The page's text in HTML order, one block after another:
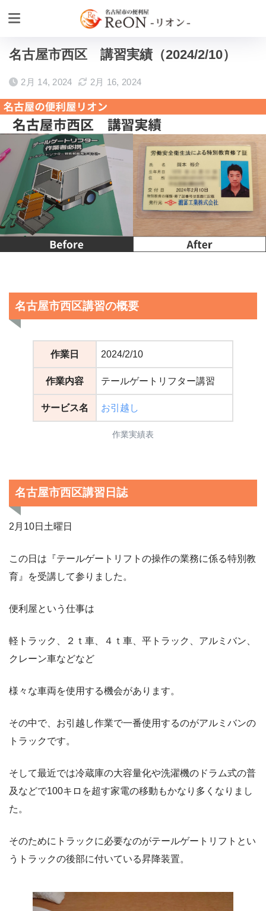
作業実績 お引越し
名古屋市西区 講習実績（2024/2/10）
2月 14, 2024 2月 16, 2024
名古屋市西区講習の概要
作業日 2024/2/10
作業内容 テールゲートリフター講習
サービス名 お引越し
作業実績表
名古屋市西区講習日誌
2月10日土曜日
この日は『テールゲートリフトの操作の業務に係る特別教
育』を受講して参りました。
便利屋という仕事は
軽トラック、２ｔ車、４ｔ車、平トラック、アルミバン、
クレーン車などなど
様々な車両を使用する機会があります。
その中で、お引越し作業で一番使用するのがアルミバンの
トラックです。
そして最近では冷蔵庫の大容量化や洗濯機のドラム式の普
及などで100キロを超す家電の移動もかなり多くなりまし
た。
そのためにトラックに必要なのがテールゲートリフトとい
うトラックの後部に付いている昇降装置。